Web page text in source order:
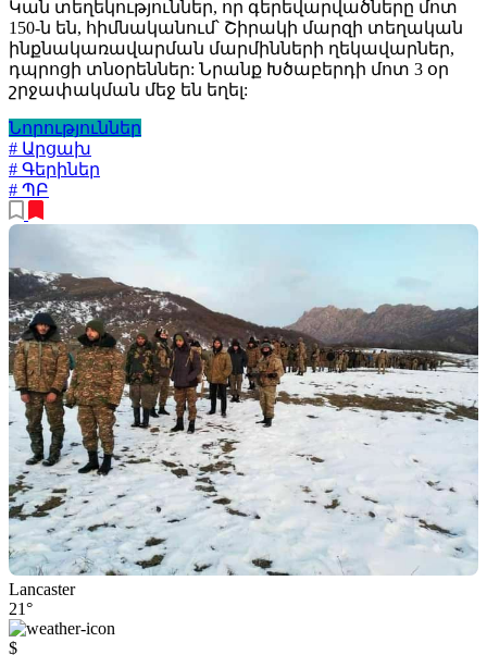
Կան տեղեկություններ, որ գերեվարվածները մոտ
150-ն են, հիմնականում՝ Շիրակի մարզի տեղական
ինքնակառավարման մարմինների ղեկավարներ,
դպրոցի տնօրեններ: Նրանք Խծաբերդի մոտ 3 օր
շրջափակման մեջ են եղել:
Նորություններ
# Արցախ
# Գերիներ
# ՊԲ
Lancaster
21°
$